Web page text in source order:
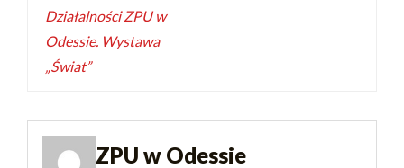
Działalności ZPU w
Odessie. Wystawa
„Świat”
ZPU w Odessie